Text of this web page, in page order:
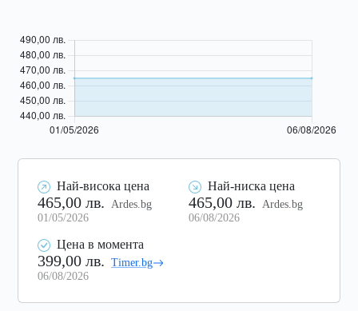
Най-висока цена
465,00 лв.
Ardes.bg
01/05/2026
Най-ниска цена
465,00 лв.
Ardes.bg
06/08/2026
Цена в момента
399,00 лв. Timer.bg
06/08/2026